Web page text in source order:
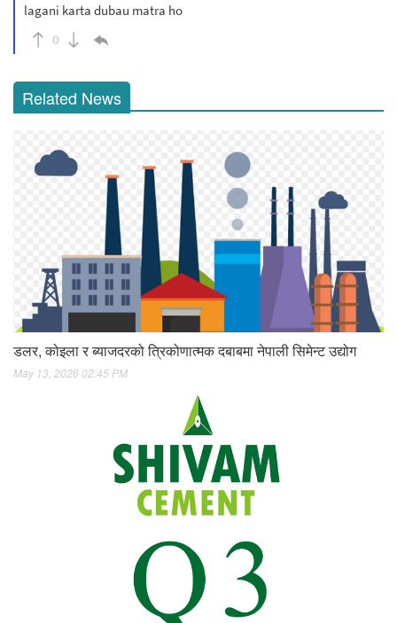
lagani karta dubau matra ho
0
Related News
डलर, कोइला र ब्याजदरको त्रिकोणात्मक दबाबमा नेपाली सिमेन्ट उद्योग
May 13, 2026 02:45 PM